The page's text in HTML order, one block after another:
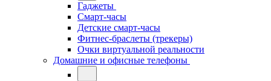
Гаджеты
Смарт-часы
Детские смарт-часы
Фитнес-браслеты (трекеры)
Очки виртуальной реальности
Домашние и офисные телефоны